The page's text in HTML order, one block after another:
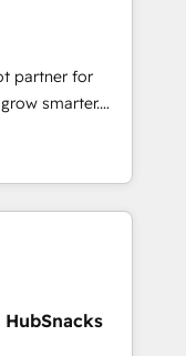
and smart
•
• Website
integration: SAP,
•
• Custom
AI + HubSpot
partner for
smarter.
from
and
great
modules,
and